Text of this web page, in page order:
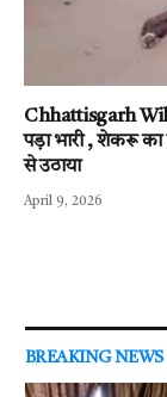
Chhattisgarh
पड़ा भारी , शेकरू का
से उठाया
April 9, 2026
BREAKING NEWS